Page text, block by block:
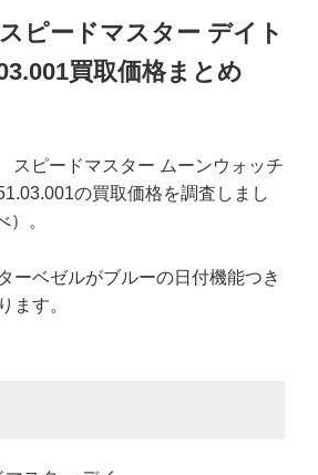
ピードマスター デイト
買取価格まとめ
スピードマスター ムーンウォッチ
の買取価格を調査しまし
）。
ーベゼルがブルーの日付機能つき
ます。